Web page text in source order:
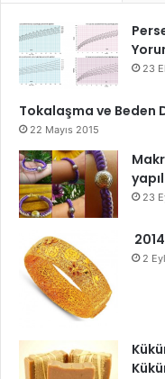
23
Tokalaşma ve Beden
22 Mayıs 2015
23
2